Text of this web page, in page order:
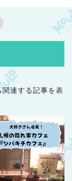
なる場所」
関連する記事を表